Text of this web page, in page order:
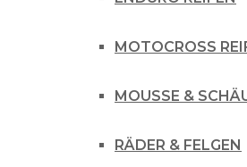
MOTOCROSS
MOUSSE &
RÄDER & FELGEN